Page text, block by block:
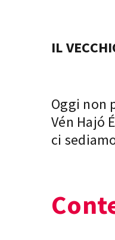
IL
Oggi non
Vén Hajó
ci